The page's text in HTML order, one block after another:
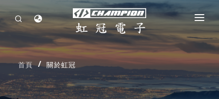
首頁
關於虹冠
投資人專區
首頁 關於虹冠